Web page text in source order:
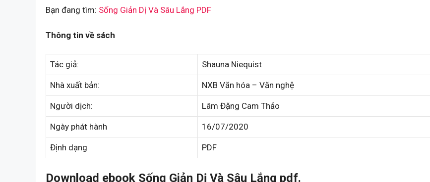
Bạn đang tìm: Sống Giản Dị Và Sâu Lắng PDF
Thông tin về sách
Tác giả: Shauna Niequist
Nhà xuất bản: NXB Văn hóa – Văn nghệ
Người dịch: Lâm Đặng Cam Thảo
Ngày phát hành 16/07/2020
Định dạng PDF
Download ebook Sống Giản Dị Và Sâu Lắng pdf.